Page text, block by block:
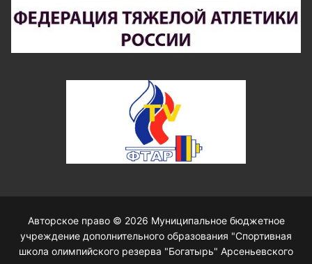
Авторское право © 2026 Муниципальное бюджетное
учреждение дополнительного образования "Спортивная
школа олимпийского резерва "Богатырь" Арсеньевского